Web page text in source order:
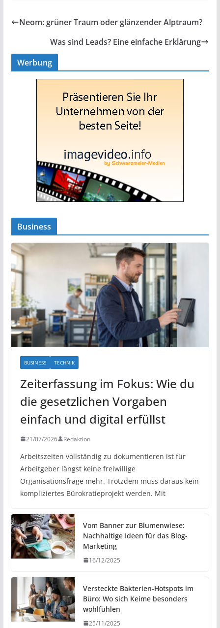
Neom: grüner Traum oder glänzender Alptraum?
Was sind Leads? Eine einfache Erklärung
Werbung
Business
BUSINESS TECHNIK
Zeiterfassung im Fokus: Wie du
die gesetzlichen Vorgaben
einfach und digital erfüllst
21/07/2026 Redaktion
Arbeitszeiten vollständig zu dokumentieren ist für
Arbeitgeber längst keine freiwillige
Organisationsfrage mehr. Trotzdem muss daraus kein
kompliziertes Bürokratieprojekt werden. Mit
Vom Banner zur Blumenwiese:
Nachhaltige Ideen für das Blog-
Marketing
16/12/2025
Versteckte Bakterien-Hotspots im
Büro: Wo sich Keime besonders
wohlfühlen
25/11/2025